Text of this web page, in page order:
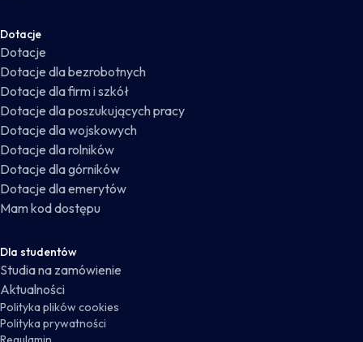
Dotacje
Dotacje
Dotacje dla bezrobotnych
Dotacje dla firm i szkół
Dotacje dla poszukujących pracy
Dotacje dla wojskowych
Dotacje dla rolników
Dotacje dla górników
Dotacje dla emerytów
Mam kod dostępu
Dla studentów
Studia na zamówienie
Aktualności
Polityka plików cookies
Polityka prywatności